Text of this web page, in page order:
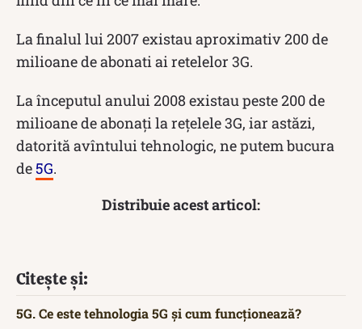
La finalul lui 2007 existau aproximativ 200 de
milioane de abonati ai retelelor 3G.
La începutul anului 2008 existau peste 200 de
milioane de abonați la rețelele 3G, iar astăzi,
datorită avîntului tehnologic, ne putem bucura
de 5G.
Distribuie acest articol:
Citește și:
5G. Ce este tehnologia 5G și cum funcționează?